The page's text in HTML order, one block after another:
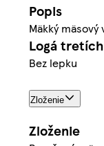
Popis
Mäkký
Logá
Bez lepku
Zloženie
Zloženie